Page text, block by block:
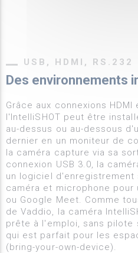
USB, HDMI, RS.232
Des environnements
Grâce aux connexions HDMI
l'IntelliSHOT peut être
au-dessus ou au-dessous
dernier en un moniteur de
la caméra capture via sa
connexion USB 3.0, la
un logiciel d'enregistrement
caméra et microphone pour
ou Google Meet. Comme
de Vaddio, la caméra
prête à l'emploi, sans pilote
qui est parfait pour les
(bring-your-own-device).